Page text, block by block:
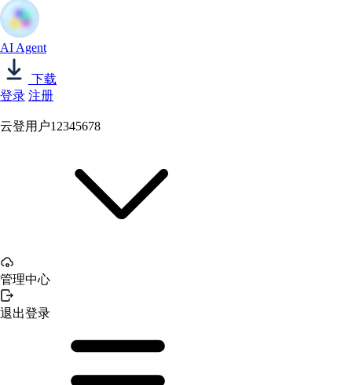
AI Agent
下载
登录 注册
云登用户12345678
管理中心
退出登录